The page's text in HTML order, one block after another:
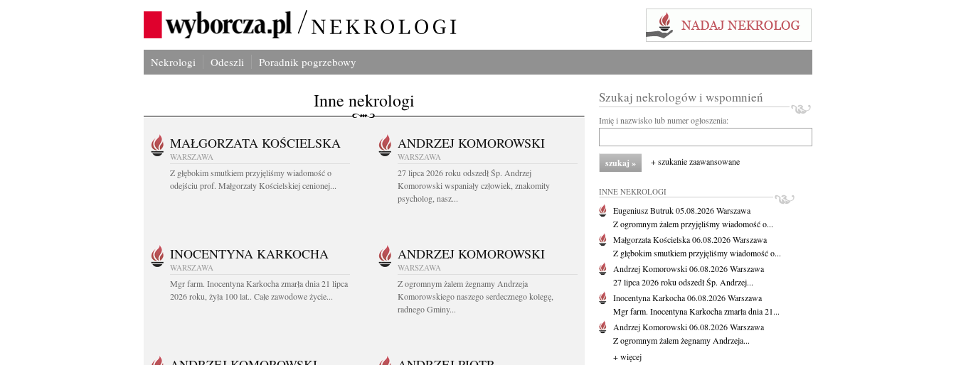
Nekrologi Odeszli Poradnik pogrzebowy
Inne nekrologi
MAŁGORZATA KOŚCIELSKA
WARSZAWA
Z głębokim smutkiem przyjęliśmy wiadomość o
odejściu prof. Małgorzaty Kościelskiej cenionej...
ANDRZEJ KOMOROWSKI
WARSZAWA
27 lipca 2026 roku odszedł Śp. Andrzej
Komorowski wspaniały człowiek, znakomity
psycholog, nasz...
INOCENTYNA KARKOCHA
WARSZAWA
Mgr farm. Inocentyna Karkocha zmarła dnia 21 lipca
2026 roku, żyła 100 lat.. Całe zawodowe życie...
ANDRZEJ KOMOROWSKI
WARSZAWA
Z ogromnym żalem żegnamy Andrzeja
Komorowskiego naszego serdecznego kolegę,
radnego Gminy...
Szukaj nekrologów i wspomnień
Imię i nazwisko lub numer ogłoszenia:
+ szukanie zaawansowane
INNE NEKROLOGI
Eugeniusz Butruk05.08.2026Warszawa
Z ogromnym żalem przyjęliśmy wiadomość o...
Małgorzata Kościelska06.08.2026Warszawa
Z głębokim smutkiem przyjęliśmy wiadomość o...
Andrzej Komorowski06.08.2026Warszawa
27 lipca 2026 roku odszedł Śp. Andrzej...
Inocentyna Karkocha06.08.2026Warszawa
Mgr farm. Inocentyna Karkocha zmarła dnia 21...
Andrzej Komorowski06.08.2026Warszawa
Z ogromnym żalem żegnamy Andrzeja...
+ więcej